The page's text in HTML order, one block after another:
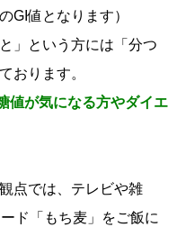
GI値となります）
」という方には「分つ
おります。
値が気になる方やダイエ
点では、テレビや雑
ド「もち麦」をご飯に